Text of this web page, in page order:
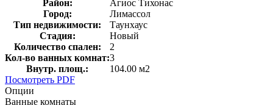
Район:
Агиос Тихонас
Город:
Лимассол
Тип недвижимости:
Таунхаус
Стадия:
Новый
Количество спален:
2
Кол-во ванных комнат:3
Внутр. площ.:
104.00 м2
Посмотреть PDF
Опции
Ванные комнаты